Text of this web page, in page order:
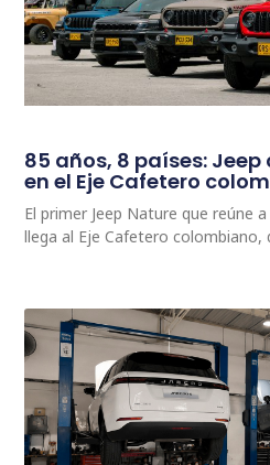
85 años, 8 países:
en el Eje Cafetero
El primer Jeep Nature que reúne
llega al Eje Cafetero